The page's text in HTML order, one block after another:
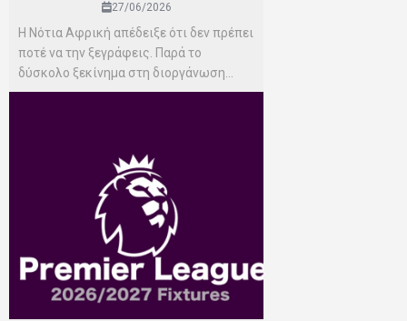
27/06/2026
Η Νότια Αφρική απέδειξε ότι δεν πρέπει
ποτέ να την ξεγράφεις. Παρά το
δύσκολο ξεκίνημα στη διοργάνωση...